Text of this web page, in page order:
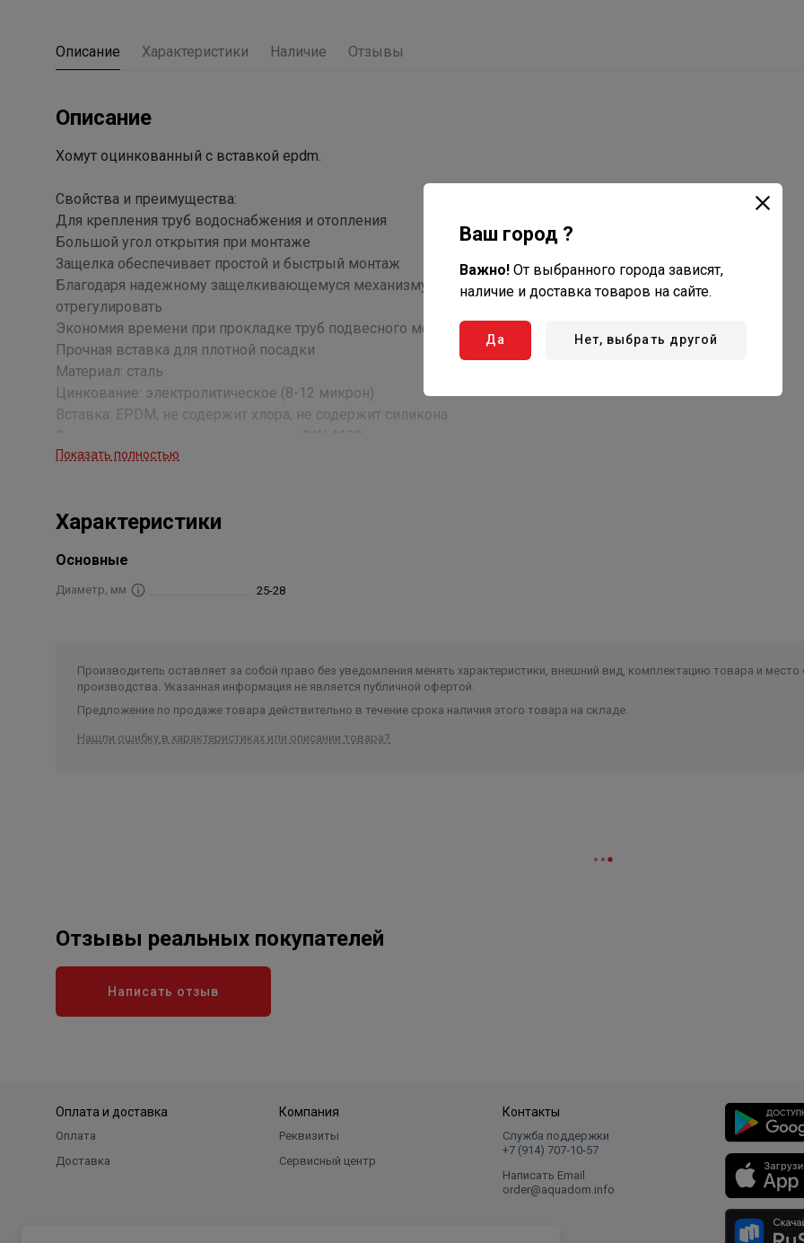
Описание Характеристики Наличие Отзывы
Описание
Хомут оцинкованный с вставкой epdm.
Свойства и преимущества:
Для крепления труб водоснабжения и отопления
Большой угол открытия при монтаже
Защелка обеспечивает простой и быстрый монтаж
Благодаря надежному защелкивающемуся механизму, трубу можно легко предварительно установить и
отрегулировать
Экономия времени при прокладке труб подвесного монтажа
Прочная вставка для плотной посадки
Материал: сталь
Цинкование: электролитическое (8-12 микрон)
Вставка: EPDM; не содержит хлора; не содержит силикона
Термостойкость: от -50 °C до +110 °C
Показать полностью
Характеристики
Основные
Диаметр, мм 25-28
Производитель оставляет за собой право без уведомления менять характеристики, внешний вид, комплектацию товара и место
производства. Указанная информация не является публичной офертой.
Предложение по продаже товара действительно в течение срока наличия этого товара на складе.
Нашли ошибку в характеристиках или описании товара?
Отзывы реальных покупателей
Написать отзыв
Оплата и доставка
Оплата
Доставка
Компания
Реквизиты
Сервисный центр
Контакты
Служба поддержки
+7 (914) 707‑10‑57
Написать Email
order@aquadom.info
Ваш город ?
Важно! От выбранного города зависят,
наличие и доставка товаров на сайте.
Да Нет, выбрать другой